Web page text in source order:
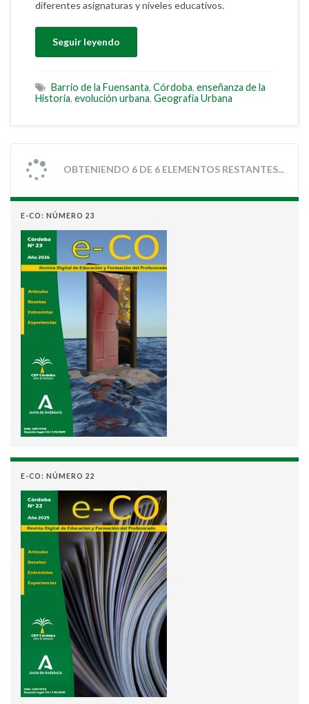
diferentes asignaturas y niveles educativos.
Seguir leyendo
Barrio de la Fuensanta, Córdoba, enseñanza de la
Historia, evolución urbana, Geografía Urbana
OBTENIENDO 6 DE 6 ELEMENTOS RESTANTES...
E-CO: NÚMERO 23
E-CO: NÚMERO 22